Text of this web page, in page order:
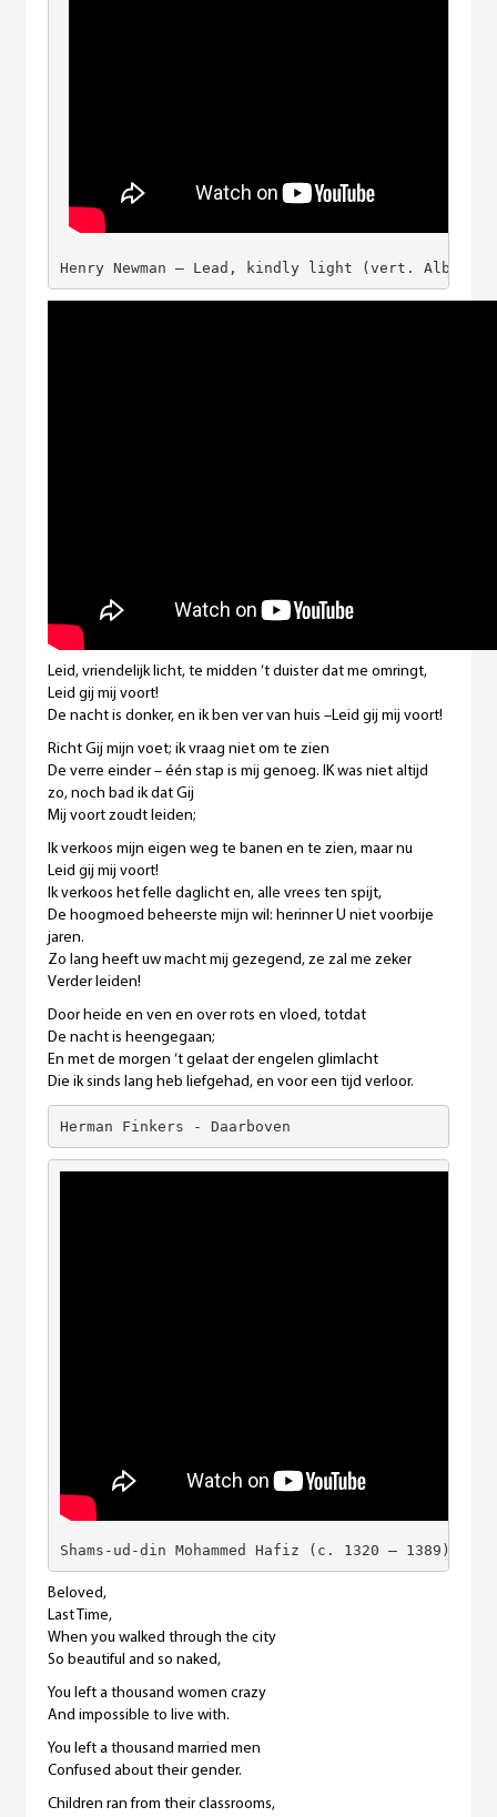
Henry Newman – Lead, kindly light (vert. Albert
Leid, vriendelijk licht, te midden ’t duister dat me omringt,
Leid gij mij voort!
De nacht is donker, en ik ben ver van huis –Leid gij mij voort!
Richt Gij mijn voet; ik vraag niet om te zien
De verre einder – één stap is mij genoeg. IK was niet altijd
zo, noch bad ik dat Gij
Mij voort zoudt leiden;
Ik verkoos mijn eigen weg te banen en te zien, maar nu
Leid gij mij voort!
Ik verkoos het felle daglicht en, alle vrees ten spijt,
De hoogmoed beheerste mijn wil: herinner U niet voorbije
jaren.
Zo lang heeft uw macht mij gezegend, ze zal me zeker
Verder leiden!
Door heide en ven en over rots en vloed, totdat
De nacht is heengegaan;
En met de morgen ’t gelaat der engelen glimlacht
Die ik sinds lang heb liefgehad, en voor een tijd verloor.
Herman Finkers - Daarboven
Shams-ud-din Mohammed Hafiz (c. 1320 – 1389) –
Beloved,
Last Time,
When you walked through the city
So beautiful and so naked,
You left a thousand women crazy
And impossible to live with.
You left a thousand married men
Confused about their gender.
Children ran from their classrooms,